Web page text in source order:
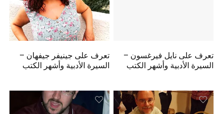
تعرف على نايل فيرغسون –
السيرة الأدبية وأشهر الكتب
تعرف على جينيفر جيفهان –
السيرة الأدبية وأشهر الكتب